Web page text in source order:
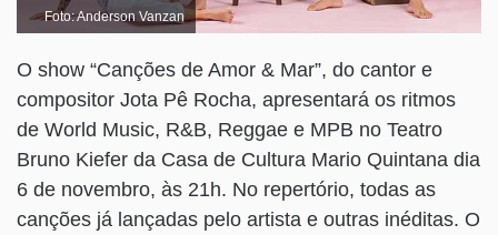
Foto: Anderson Vanzan
O show “Canções de Amor & Mar”, do cantor e
compositor Jota Pê Rocha, apresentará os ritmos
de World Music, R&B, Reggae e MPB no Teatro
Bruno Kiefer da Casa de Cultura Mario Quintana dia
6 de novembro, às 21h. No repertório, todas as
canções já lançadas pelo artista e outras inéditas. O